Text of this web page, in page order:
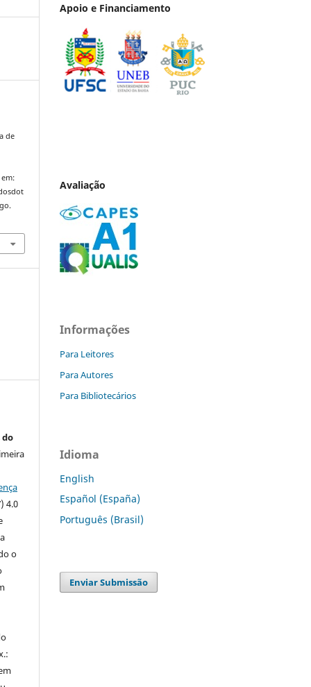
de
em:
do
4.0
o
Apoio e Financiamento
Avaliação
Informações
Para Leitores
Para Autores
Para Bibliotecários
Idioma
English
Español (España)
Português (Brasil)
Enviar Submissão